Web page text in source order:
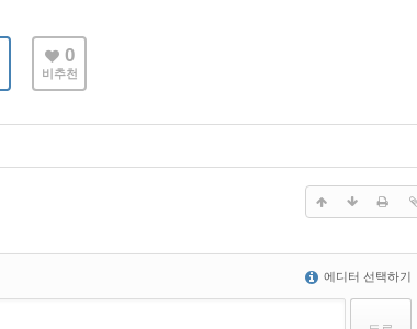
0
비추천
에디터 선택하기